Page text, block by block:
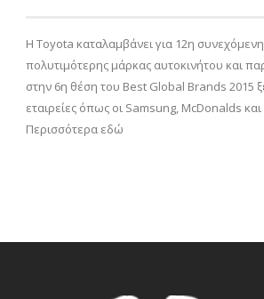
Η Toyota καταλαμβάνει για 12η
πολυτιμότερης μάρκας αυτοκινήτου και
στην 6η θέση του Best Global Brands 2015
εταιρείες όπως οι Samsung, McDonalds
Περισσότερα εδώ